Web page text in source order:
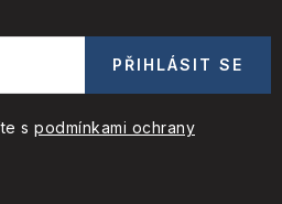
s podmínkami ochrany
PŘIHLÁSIT SE